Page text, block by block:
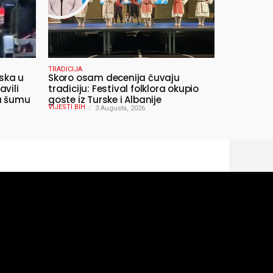
u
šumu
TRADICIJA
Skoro osam decenija čuvaju
tradiciju: Festival folklora okupio
goste iz Turske i Albanije
VIJESTI BIH 3 Augusta, 2026